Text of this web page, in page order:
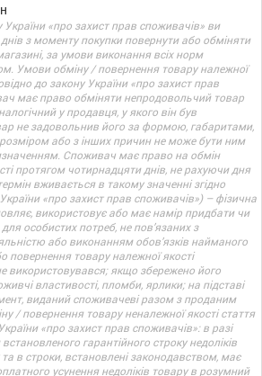
України «про захист прав споживачів» ви
з моменту покупки повернути або обміняти
за умови виконання всіх норм
Умови обміну / повернення товару належної
до закону України «про захист прав
має право обміняти непродовольчий товар
у продавця, у якого він був
не задовольнив його за формою, габаритами,
або з інших причин не може бути ним
Споживач має право на обмін
протягом чотирнадцяти днів, не рахуючи дня
вживається в такому значенні згідно
«про захист прав споживачів») – фізична
використовує або має намір придбати чи
особистих потреб, не пов’язаних з
або виконанням обов’язків найманого
повернення товару належної якості
використовувався; якщо збережено його
властивості, пломби, ярлики; на підставі
виданий споживачеві разом з проданим
/ повернення товару неналежної якості стаття
«про захист прав споживачів»: в разі
гарантійного строку недоліків
в строки, встановлені законодавством, має
усунення недоліків товару в розумний